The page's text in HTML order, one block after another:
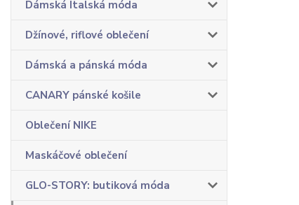
Dámská Italská móda
Džínové, riflové oblečení
Dámská a pánská móda
CANARY pánské košile
Oblečení NIKE
Maskáčové oblečení
GLO-STORY: butiková móda